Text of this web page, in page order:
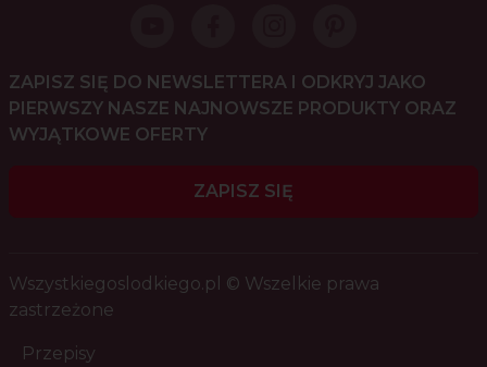
ZAPISZ SIĘ DO NEWSLETTERA I ODKRYJ JAKO
PIERWSZY NASZE NAJNOWSZE PRODUKTY ORAZ
WYJĄTKOWE OFERTY
ZAPISZ SIĘ
Wszystkiegoslodkiego.pl © Wszelkie prawa
zastrzeżone
Przepisy